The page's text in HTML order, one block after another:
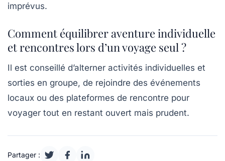
imprévus.
Comment équilibrer aventure individuelle
et rencontres lors d’un voyage seul ?
Il est conseillé d’alterner activités individuelles et
sorties en groupe, de rejoindre des événements
locaux ou des plateformes de rencontre pour
voyager tout en restant ouvert mais prudent.
Partager :